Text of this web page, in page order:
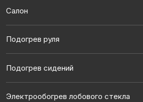
Салон
Подогрев руля
Подогрев сидений
Электрообогрев лобового стекла